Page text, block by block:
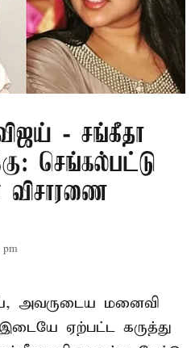
- சங்கீதா
செங்கல்பட்டு
விசாரணை
pm
அவருடைய மனைவி
ஏற்பட்ட கருத்து